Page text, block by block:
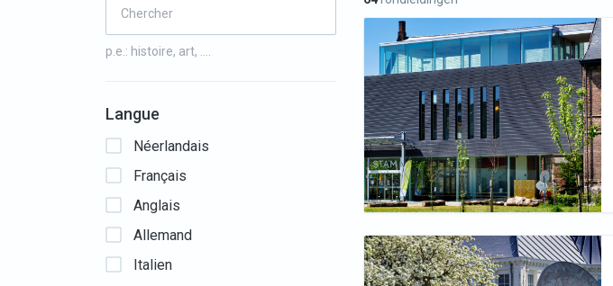
p.e.: histoire, art, ….
Langue
Néerlandais
Français
Anglais
Allemand
Italien